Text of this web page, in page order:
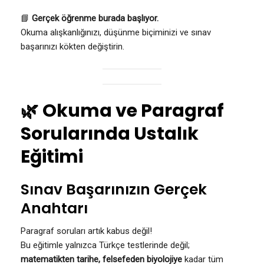
📘 Gerçek öğrenme burada başlıyor.
Okuma alışkanlığınızı, düşünme biçiminizi ve sınav
başarınızı kökten değiştirin.
🌿Okuma ve Paragraf
Sorularında Ustalık
Eğitimi
Sınav Başarınızın Gerçek
Anahtarı
Paragraf soruları artık kabus değil!
Bu eğitimle yalnızca Türkçe testlerinde değil;
matematikten tarihe, felsefeden biyolojiye kadar tüm